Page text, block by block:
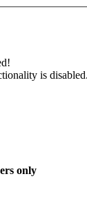
is
only